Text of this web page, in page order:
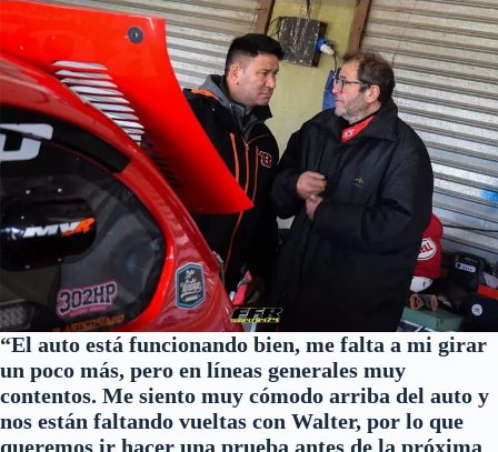
“El auto está funcionando bien, me falta a mi girar
un poco más, pero en líneas generales muy
contentos. Me siento muy cómodo arriba del auto y
nos están faltando vueltas con Walter, por lo que
queremos ir hacer una prueba antes de la próxima